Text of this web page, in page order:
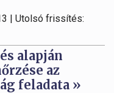
| Utolsó frissítés:
alapján
az
feladata »